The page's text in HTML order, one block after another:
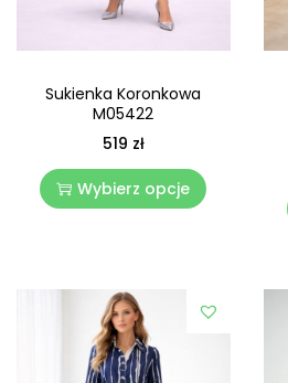
Sukienka Koronkowa
M05422
519 zł
Wybierz opcje